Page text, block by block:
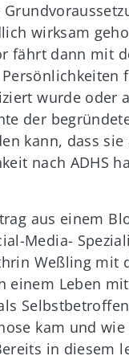
wirksam
fährt dann mit
wurde oder
der
kann, dass sie
nach ADHS
aus einem
Media-
Weßling mit
einem Leben
kam und
in diesem